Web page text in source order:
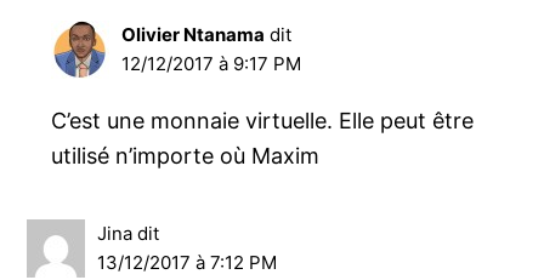
Olivier Ntanama dit
12/12/2017 à 9:17 PM
C’est une monnaie virtuelle. Elle peut être
utilisé n’importe où Maxim
Jina dit
13/12/2017 à 7:12 PM